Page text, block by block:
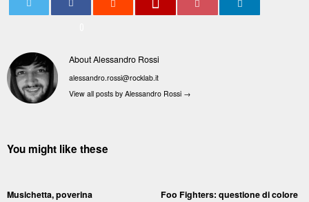
About Alessandro Rossi
alessandro.rossi@rocklab.it
View all posts by Alessandro Rossi →
You might like these
Musichetta, poverina
Foo Fighters: questione di colore